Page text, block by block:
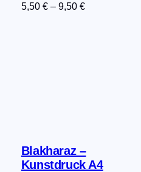
5,50 €– 9,50 €
Blakharaz –
Kunstdruck A4